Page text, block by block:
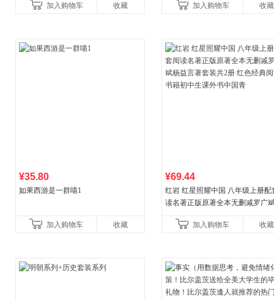
国青年出版社加入购物车 收藏
加入购物车
收藏
¥35.80
如果西游是一群喵1
加入购物车 收藏
¥69.44
红岩 红星照耀中国 八年级上册配
读名著正版原著全本无删减罗广
初中生课外书中国青
加入购物车 收藏